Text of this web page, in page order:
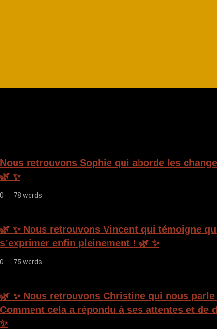
i
o
n
l
t
i
Nous retrouvons Sophie qui aborde les
🌿 ✨
0 78 words
🌿 ✨ Nous retrouvons Vincent qui témoigne
s’exprimer enfin pleinement ! 🌿 ✨
0 75 words
🌿 ✨ Nous retrouvons Christine qui nous
Comment cela a répondu à ses attentes et
✨